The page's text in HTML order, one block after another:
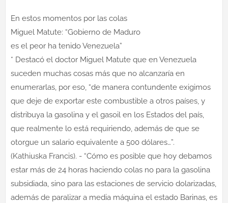
En estos momentos por las colas
Miguel Matute: “Gobierno de Maduro
es el peor ha tenido Venezuela”
* Destacó el doctor Miguel Matute que en Venezuela
suceden muchas cosas más que no alcanzaría en
enumerarlas, por eso, “de manera contundente exigimos
que deje de exportar este combustible a otros países, y
distribuya la gasolina y el gasoil en los Estados del país,
que realmente lo está requiriendo, además de que se
otorgue un salario equivalente a 500 dólares…”.
(Kathiuska Francis). - “Cómo es posible que hoy debamos
estar más de 24 horas haciendo colas no para la gasolina
subsidiada, sino para las estaciones de servicio dolarizadas,
además de paralizar a media máquina el estado Barinas, es